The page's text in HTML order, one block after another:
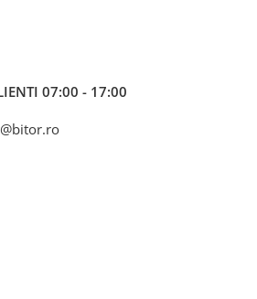
07:00 - 17:00